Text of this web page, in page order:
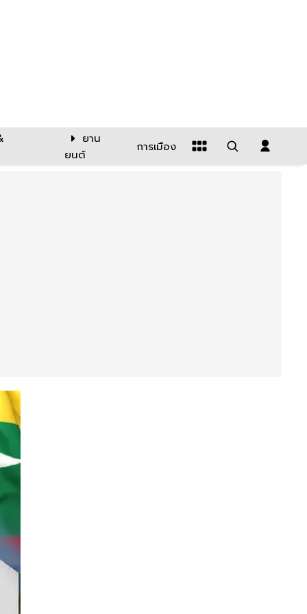
ยาน
ยนต์
การเมือง